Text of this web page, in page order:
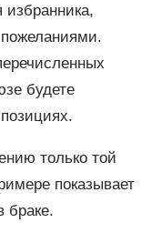
избранника,
будете
только той
показывает
браке.